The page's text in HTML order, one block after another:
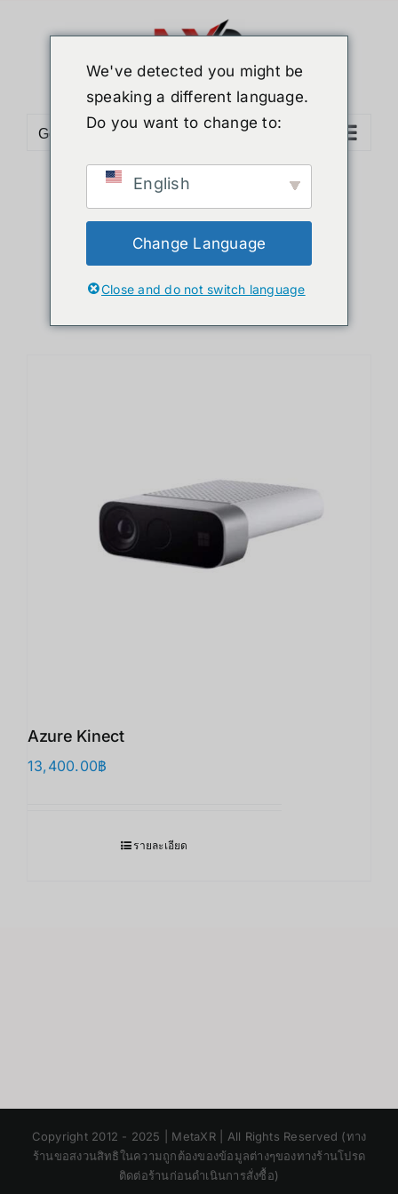
Go to...
Sort byDefault Order
Show24 Products
Azure Kinect
13,400.00฿
รายละเอียด
Copyright 2012 - 2025 | MetaXR | All Rights Reserved (ทาง
ร้านขอสงวนสิทธิในความถูกต้องของข้อมูลต่างๆของทางร้านโปรด
ติดต่อร้านก่อนดำเนินการสั่งซื้อ)
We've detected you might be
speaking a different language.
Do you want to change to:
English
Change Language
Close and do not switch language
Chinese